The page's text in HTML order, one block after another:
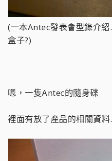
(一本Antec發表會型錄介
盒子?)
嗯，一隻Antec的隨身碟
裡面有放了產品的相關資料